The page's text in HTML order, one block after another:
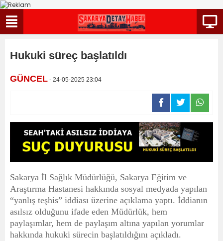
Hukuki süreç başlatıldı
GÜNCEL - 24-05-2025 23:04
Sakarya İl Sağlık Müdürlüğü, Sakarya Eğitim ve
Araştırma Hastanesi hakkında sosyal medyada yapılan
“yanlış teşhis” iddiası üzerine açıklama yaptı. İddianın
asılsız olduğunu ifade eden Müdürlük, hem
paylaşımlar, hem de paylaşım altına yapılan yorumlar
hakkında hukuki sürecin başlatıldığını açıkladı.